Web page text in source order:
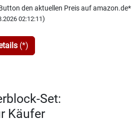
den aktuellen Preis auf amazon.de*
02:12:11)
(*)
Set:
Käufer